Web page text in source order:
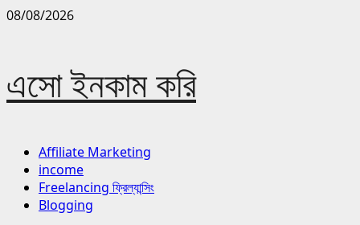
Skip
08/08/2026
এসো ইনকাম করি
Primary
Menu
Affiliate Marketing
income
Freelancing ফ্রিল্যান্সিং
Blogging